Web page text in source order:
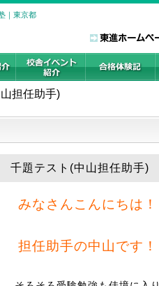
｜東京都
担任助手)
題テスト(中山担任助手)
みなさんこんにちは！
担任助手の中山です！